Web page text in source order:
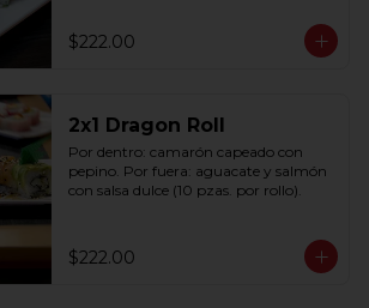
$222.00
2x1 Dragon Roll
Por dentro: camarón capeado con
pepino. Por fuera: aguacate y salmón
con salsa dulce (10 pzas. por rollo).
$222.00